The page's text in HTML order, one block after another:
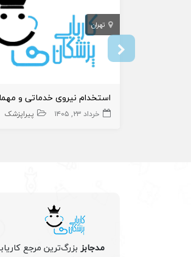
تهران
خرداد ۲۳, ۱۴۰۵ پیراپزشک
مدجابزبزرگ‌ترین مرجع